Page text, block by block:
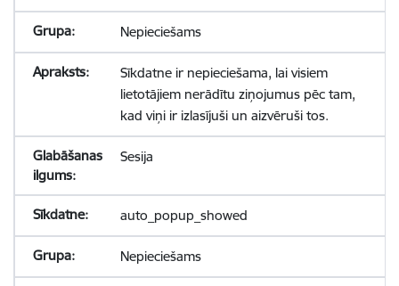
Nepieciešams
Sīkdatne ir nepieciešama, lai visiem
lietotājiem nerādītu ziņojumus pēc tam,
kad viņi ir izlasījuši un aizvēruši tos.
Sesija
auto_popup_showed
Nepieciešams